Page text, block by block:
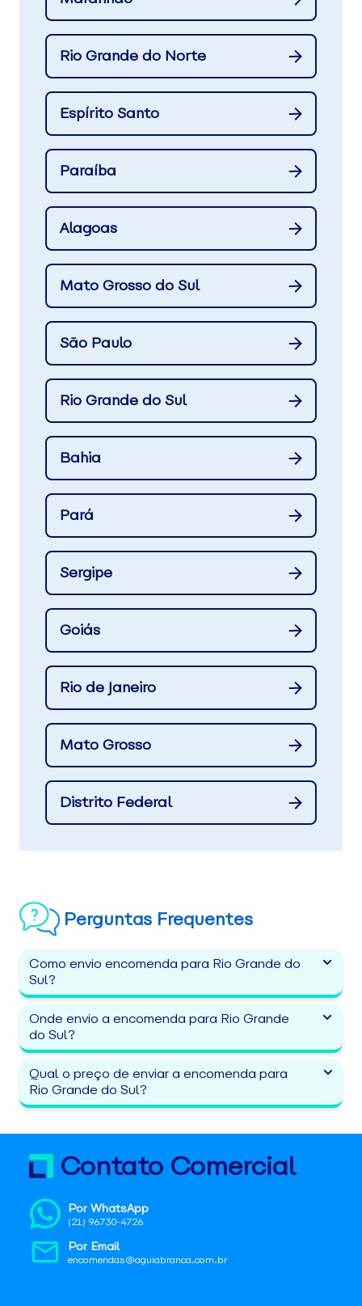
Rio Grande do Norte
Espírito Santo
Paraíba
Alagoas
Mato Grosso do Sul
São Paulo
Rio Grande do Sul
Bahia
Pará
Sergipe
Goiás
Rio de Janeiro
Mato Grosso
Distrito Federal
Perguntas Frequentes
Como envio encomenda para Rio Grande do
Sul?
Onde envio a encomenda para Rio Grande
do Sul?
Qual o preço de enviar a encomenda para
Rio Grande do Sul?
Contato Comercial
Por WhatsApp
(21) 96730-4726
Por Email
encomendas@aguiabranca.com.br